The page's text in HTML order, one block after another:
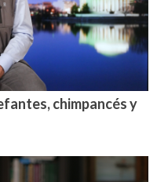
chimpancés y